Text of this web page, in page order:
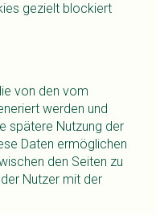
gezielt blockiert
von den vom
werden und
spätere Nutzung der
Daten ermöglichen
den Seiten zu
Nutzer mit der